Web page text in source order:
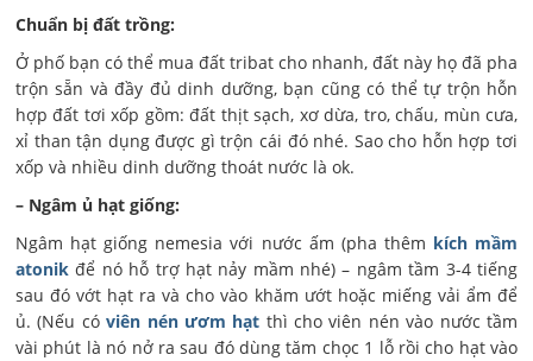
Chuẩn bị đất trồng:
Ở phố bạn có thể mua đất tribat cho nhanh, đất này họ đã pha
trộn sẵn và đầy đủ dinh dưỡng, bạn cũng có thể tự trộn hỗn
hợp đất tơi xốp gồm: đất thịt sạch, xơ dừa, tro, chấu, mùn cưa,
xỉ than tận dụng được gì trộn cái đó nhé. Sao cho hỗn hợp tơi
xốp và nhiều dinh dưỡng thoát nước là ok.
– Ngâm ủ hạt giống:
Ngâm hạt giống nemesia với nước ấm (pha thêm kích mầm
atonik để nó hỗ trợ hạt nảy mầm nhé) – ngâm tầm 3-4 tiếng
sau đó vớt hạt ra và cho vào khăm ướt hoặc miếng vải ẩm để
ủ. (Nếu cóviên nén ươm hạt thì cho viên nén vào nước tầm
vài phút là nó nở ra sau đó dùng tăm chọc 1 lỗ rồi cho hạt vào